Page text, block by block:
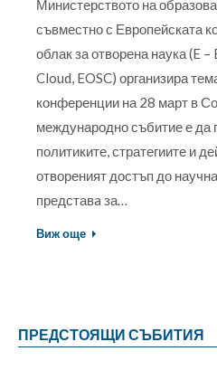
Министерството на
съвместно с Европейската
облак за отворена наука (E
Cloud, EOSC) организира
конференции на 28 март в
международно събитие е да
политиките, стратегиите и
отвореният достъп до
представa за…
Виж още
ПРЕДСТОЯЩИ СЪБИТИЯ